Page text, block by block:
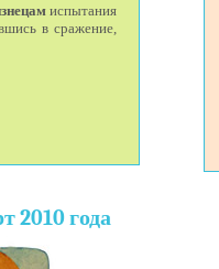
испытания
в сражение,
2010 года